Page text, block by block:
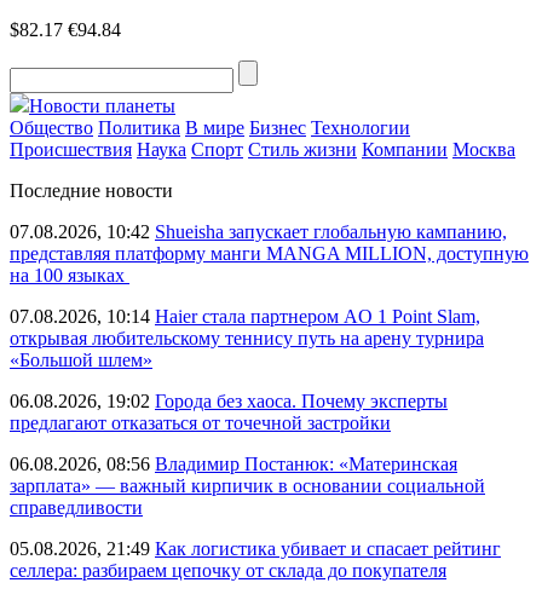
$82.17 €94.84
Новости планеты
Общество Политика В мире Бизнес Технологии
Происшествия Наука Спорт Стиль жизни Компании Москва
Последние новости
07.08.2026, 10:42 Shueisha запускает глобальную кампанию,
представляя платформу манги MANGA MILLION, доступную
на 100 языках
07.08.2026, 10:14 Haier стала партнером AO 1 Point Slam,
открывая любительскому теннису путь на арену турнира
«Большой шлем»
06.08.2026, 19:02 Города без хаоса. Почему эксперты
предлагают отказаться от точечной застройки
06.08.2026, 08:56 Владимир Постанюк: «Материнская
зарплата» — важный кирпичик в основании социальной
справедливости
05.08.2026, 21:49 Как логистика убивает и спасает рейтинг
селлера: разбираем цепочку от склада до покупателя